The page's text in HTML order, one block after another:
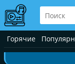
Горячие